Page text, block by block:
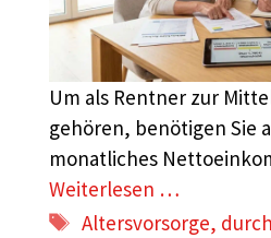
Um als Rentner zur
gehören, benötigen Sie
monatliches
Weiterlesen …
Schlagwörter
Altersvorsorge,